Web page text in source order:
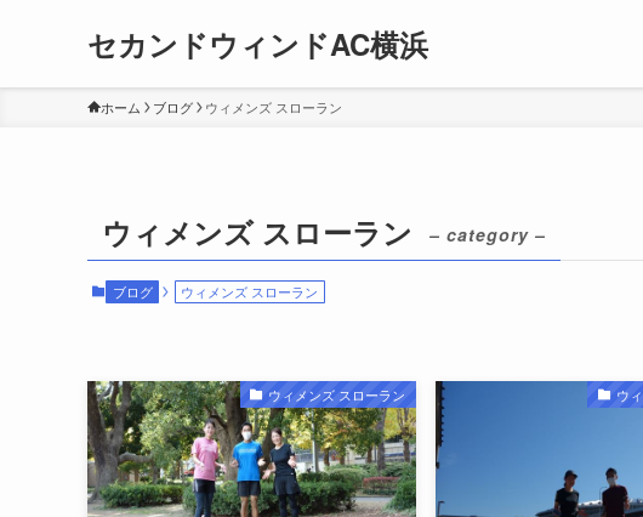
セカンドウィンドAC横浜
ホーム ブログ ウィメンズ スローラン
ウィメンズ スローラン – category –
ブログ ウィメンズ スローラン
ウィメンズ スローラン ウ